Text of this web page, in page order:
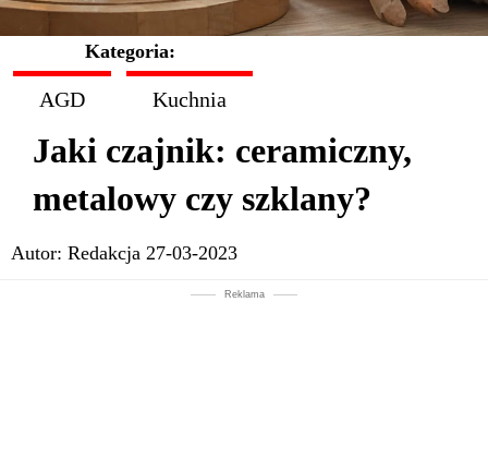
Kategoria:
AGD Kuchnia
Jaki czajnik: ceramiczny,
metalowy czy szklany?
Autor: Redakcja 27-03-2023
Reklama